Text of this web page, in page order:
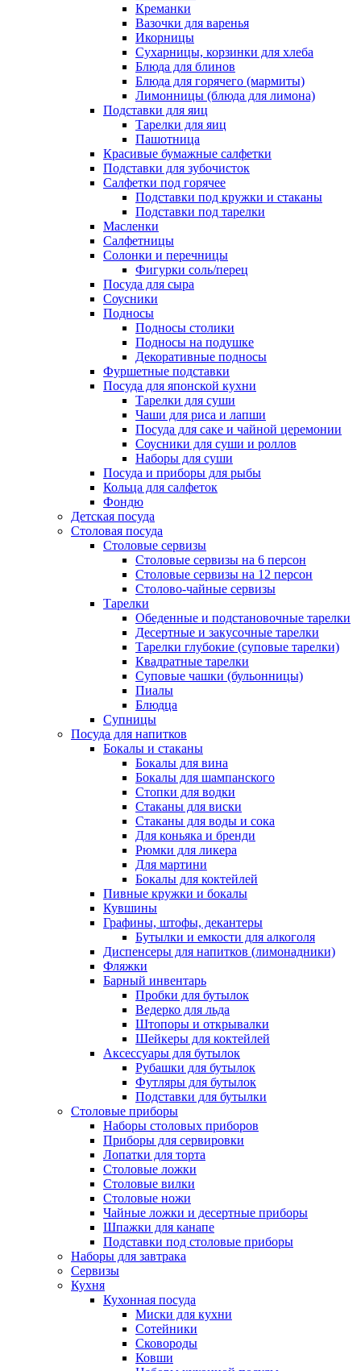
Креманки
Вазочки для варенья
Икорницы
Сухарницы, корзинки для хлеба
Блюда для блинов
Блюда для горячего (мармиты)
Лимонницы (блюда для лимона)
Подставки для яиц
Тарелки для яиц
Пашотница
Красивые бумажные салфетки
Подставки для зубочисток
Салфетки под горячее
Подставки под кружки и стаканы
Подставки под тарелки
Масленки
Салфетницы
Солонки и перечницы
Фигурки соль/перец
Посуда для сыра
Соусники
Подносы
Подносы столики
Подносы на подушке
Декоративные подносы
Фуршетные подставки
Посуда для японской кухни
Тарелки для суши
Чаши для риса и лапши
Посуда для саке и чайной церемонии
Соусники для суши и роллов
Наборы для суши
Посуда и приборы для рыбы
Кольца для салфеток
Фондю
Детская посуда
Столовая посуда
Столовые сервизы
Столовые сервизы на 6 персон
Столовые сервизы на 12 персон
Столово-чайные сервизы
Тарелки
Обеденные и подстановочные тарелки
Десертные и закусочные тарелки
Тарелки глубокие (суповые тарелки)
Квадратные тарелки
Суповые чашки (бульонницы)
Пиалы
Блюдца
Супницы
Посуда для напитков
Бокалы и стаканы
Бокалы для вина
Бокалы для шампанского
Стопки для водки
Стаканы для виски
Стаканы для воды и сока
Для коньяка и бренди
Рюмки для ликера
Для мартини
Бокалы для коктейлей
Пивные кружки и бокалы
Кувшины
Графины, штофы, декантеры
Бутылки и емкости для алкоголя
Диспенсеры для напитков (лимонадники)
Фляжки
Барный инвентарь
Пробки для бутылок
Ведерко для льда
Штопоры и открывалки
Шейкеры для коктейлей
Аксессуары для бутылок
Рубашки для бутылок
Футляры для бутылок
Подставки для бутылки
Столовые приборы
Наборы столовых приборов
Приборы для сервировки
Лопатки для торта
Столовые ложки
Столовые вилки
Столовые ножи
Чайные ложки и десертные приборы
Шпажки для канапе
Подставки под столовые приборы
Наборы для завтрака
Сервизы
Кухня
Кухонная посуда
Миски для кухни
Сотейники
Сковороды
Ковши